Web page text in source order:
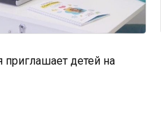
детей на